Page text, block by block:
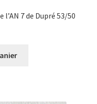
l’AN 7 de Dupré 53/50